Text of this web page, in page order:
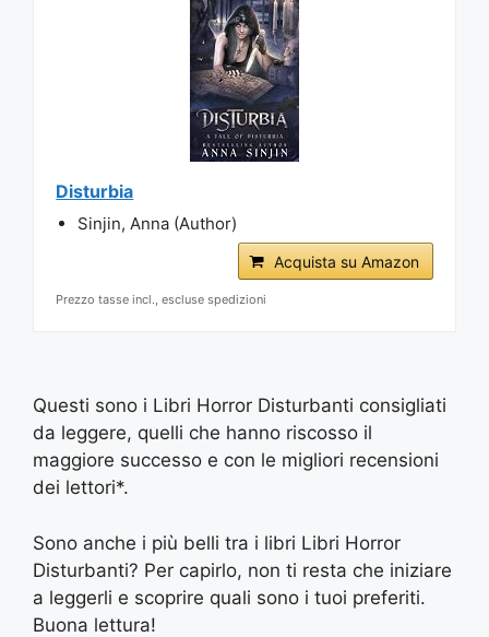
Disturbia
Sinjin, Anna (Author)
Acquista su Amazon
Prezzo tasse incl., escluse spedizioni
Questi sono i Libri Horror Disturbanti consigliati
da leggere, quelli che hanno riscosso il
maggiore successo e con le migliori recensioni
dei lettori*.
Sono anche i più belli tra i libri Libri Horror
Disturbanti? Per capirlo, non ti resta che iniziare
a leggerli e scoprire quali sono i tuoi preferiti.
Buona lettura!